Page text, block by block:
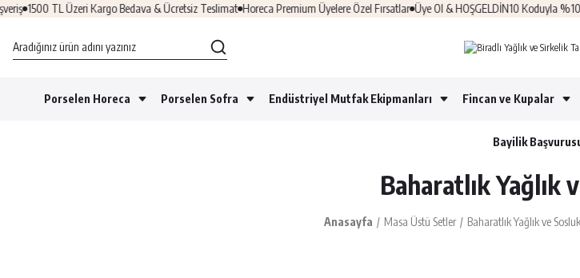
1500 TL Üzeri Kargo Bedava & Ücretsiz Teslimat Horeca Premium Üyelere Özel Fırsatlar Üye Ol & HOŞGELDİN10 Koduyla %10
Porselen Horeca Porselen Sofra Endüstriyel Mutfak Ekipmanları Fincan ve Kupalar
Bayilik
Baharatlık Yağlık
Anasayfa Masa Üstü Setler Baharatlık Yağlık ve